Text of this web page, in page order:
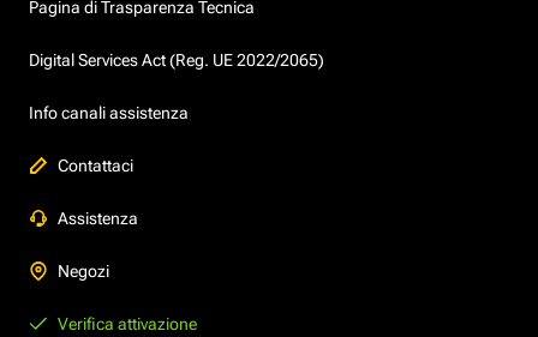
Pagina di Trasparenza Tecnica
Digital Services Act (Reg. UE 2022/2065)
Info canali assistenza
Contattaci
Assistenza
Negozi
Verifica attivazione